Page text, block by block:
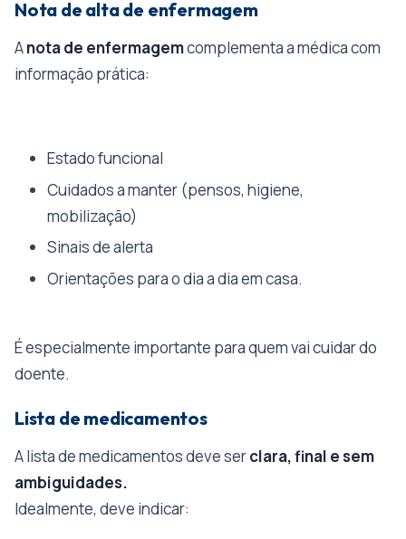
Nota de alta de enfermagem
Anota de enfermagemcomplementa a médica com
informação prática:
Estado funcional
Cuidados a manter (pensos, higiene,
mobilização)
Sinais de alerta
Orientações para o dia a dia em casa.
É especialmente importante para quem vai cuidar do
doente.
Lista de medicamentos
A lista de medicamentos deve serclara, final e sem
ambiguidades.
Idealmente, deve indicar: